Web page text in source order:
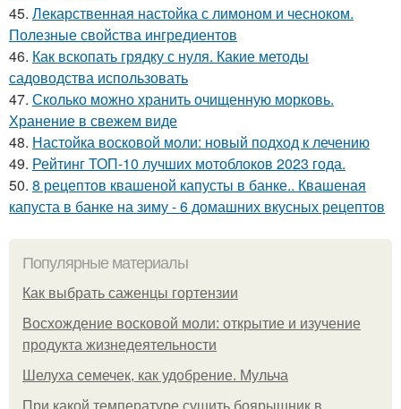
45. Лекарственная настойка с лимоном и чесноком.
Полезные свойства ингредиентов
46. Как вскопать грядку с нуля. Какие методы
садоводства использовать
47. Сколько можно хранить очищенную морковь.
Хранение в свежем виде
48. Настойка восковой моли: новый подход к лечению
49. Рейтинг ТОП-10 лучших мотоблоков 2023 года.
50. 8 рецептов квашеной капусты в банке.. Квашеная
капуста в банке на зиму - 6 домашних вкусных рецептов
Популярные материалы
Как выбрать саженцы гортензии
Восхождение восковой моли: открытие и изучение
продукта жизнедеятельности
Шелуха семечек, как удобрение. Мульча